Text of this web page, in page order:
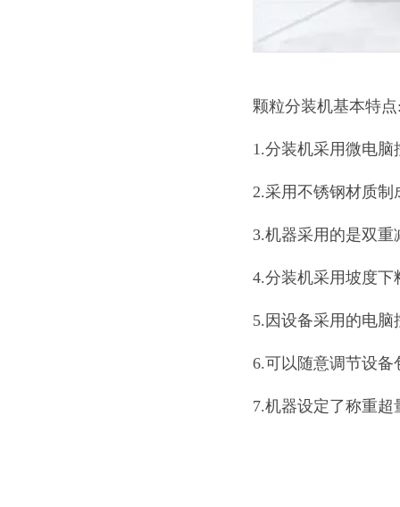
颗粒分装机基本特
1.分装机采用微电
2.采用不锈钢材质
3.机器采用的是双
4.分装机采用坡度
5.因设备采用的电
6.可以随意调节设备
7.机器设定了称重